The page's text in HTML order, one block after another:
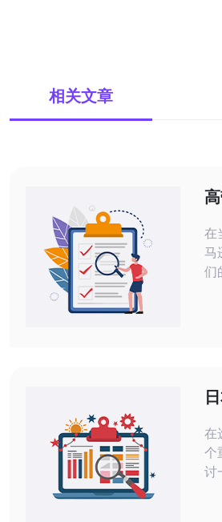
相关文章
在
马
们
具
服
在
个
讨